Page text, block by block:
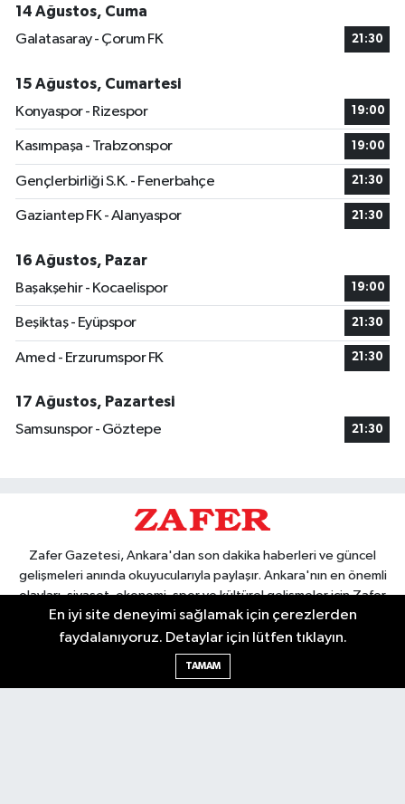
14 Ağustos, Cuma
Galatasaray - Çorum FK
21:30
15 Ağustos, Cumartesi
Konyaspor - Rizespor
19:00
Kasımpaşa - Trabzonspor 19:00
Gençlerbirliği S.K. - Fenerbahçe 21:30
Gaziantep FK - Alanyaspor 21:30
16 Ağustos, Pazar
Başakşehir - Kocaelispor
19:00
Beşiktaş - Eyüpspor 21:30
Amed - Erzurumspor FK 21:30
17 Ağustos, Pazartesi
Samsunspor - Göztepe
21:30
Zafer Gazetesi, Ankara'dan son dakika haberleri ve güncel
gelişmeleri anında okuyucularıyla paylaşır. Ankara'nın en önemli
olayları, siyaset, ekonomi, spor ve kültürel gelişmeler için Zafer
Gazetesi'ni takip edin. Başkentin güvendiği haber kaynağı.
En iyi site deneyimi sağlamak için çerezlerden
faydalanıyoruz. Detaylar için lütfen tıklayın.
TAMAM